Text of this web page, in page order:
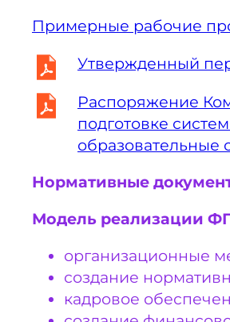
Примерные рабочие
Утвержденный
Распоряжение
подготовке
образовательные
Нормативные
Модель реализации
организационные
создание
кадровое